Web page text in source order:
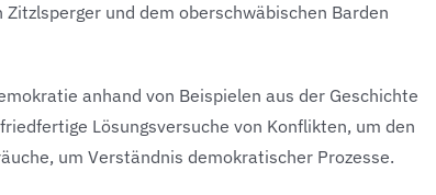
und dem oberschwäbischen Barden
anhand von Beispielen aus der Geschichte
Lösungsversuche von Konflikten, um den
um Verständnis demokratischer Prozesse.